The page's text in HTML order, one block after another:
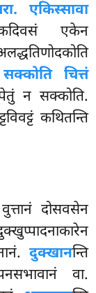
एकिस्सावा
एकेन
चित्तं
न सक्कोति.
कथितन्ति
दोसवसेन
दुक्खानन्ति
वा.